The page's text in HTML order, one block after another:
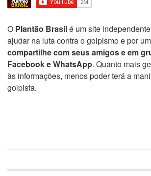
O Plantão Brasilé um site
ajudar na luta contra o golpismo e por
compartilhe com seus amigos e em
Facebook e WhatsApp. Quanto mais
às informações, menos poder terá a
golpista.